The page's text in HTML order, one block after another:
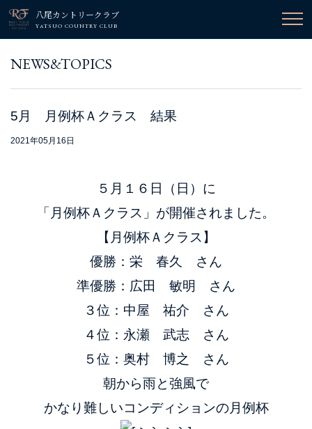
八尾カントリークラブ
YATSUO COUNTRY CLUB
NEWS&TOPICS
5月 月例杯Ａクラス 結果
2021年05月16日
５月１６日（日）に
「月例杯Ａクラス」が開催されました。
【月例杯Ａクラス】
優勝：栄 春久 さん
準優勝：広田 敏明 さん
３位：中屋 祐介 さん
４位：永瀬 武志 さん
５位：奥村 博之 さん
朝から雨と強風で
かなり難しいコンディションの月例杯